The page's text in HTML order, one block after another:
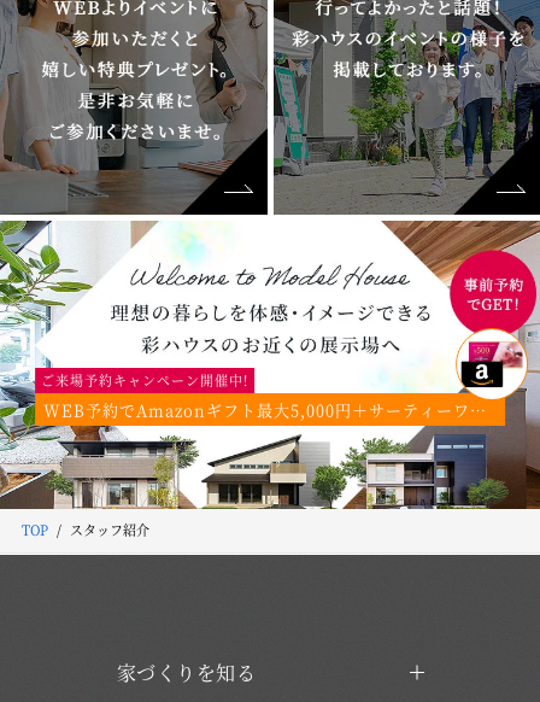
TOP スタッフ紹介
ご来場予約キャンペーン開催中!
WEB予約でAmazonギフト最大5,000円＋サーティーワンギフトカード2,000円分プレゼント！
家づくりを知る